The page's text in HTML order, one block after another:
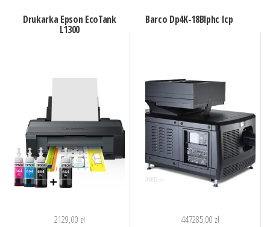
Drukarka Epson EcoTank
L1300
2129,00 zł
Barco Dp4K-18Blphc Icp
447285,00 zł